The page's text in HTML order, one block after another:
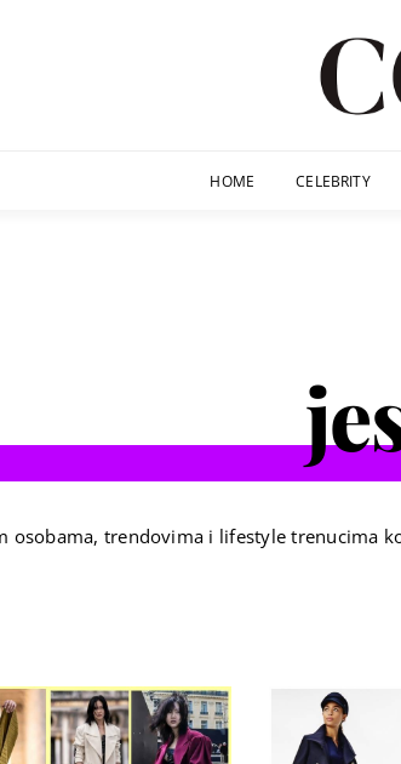
HOME CELEBRITY
osobama, trendovima i lifestyle trenucima